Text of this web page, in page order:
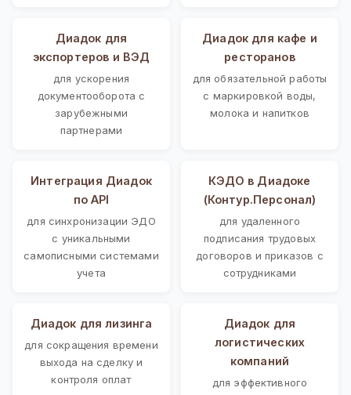
Диадок для
экспортеров и ВЭД
для ускорения
документооборота с
зарубежными
партнерами
Диадок для кафе и
ресторанов
для обязательной работы
с маркировкой воды,
молока и напитков
Интеграция Диадок
по API
для синхронизации ЭДО
с уникальными
самописными системами
учета
КЭДО в Диадоке
(Контур.Персонал)
для удаленного
подписания трудовых
договоров и приказов с
сотрудниками
Диадок для лизинга
для сокращения времени
выхода на сделку и
контроля оплат
Диадок для
логистических
компаний
для эффективного